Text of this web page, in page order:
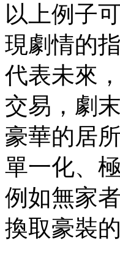
以上例子
現劇情的
代表未來
交易，劇
豪華的居
單一化、
例如無家
換取豪裝